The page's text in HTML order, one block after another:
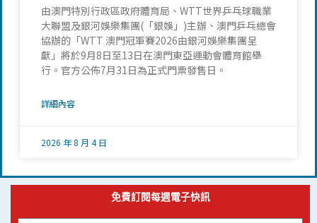
由澳門特別行政區政府體育局、WTT世界乒乓球職業
大聯盟及銀河娛樂集團(「銀娛」)主辦、澳門乒乓總會
協辦的「WTT 澳門冠軍賽2026由銀河娛樂集團呈
獻」將於9月8日至13日在澳門東亞運動會體育館舉
行。官方公佈7月31日為正式門票發售日。
詳細內容
2026 年 8 月 4 日
免費訂閱每週電子快訊